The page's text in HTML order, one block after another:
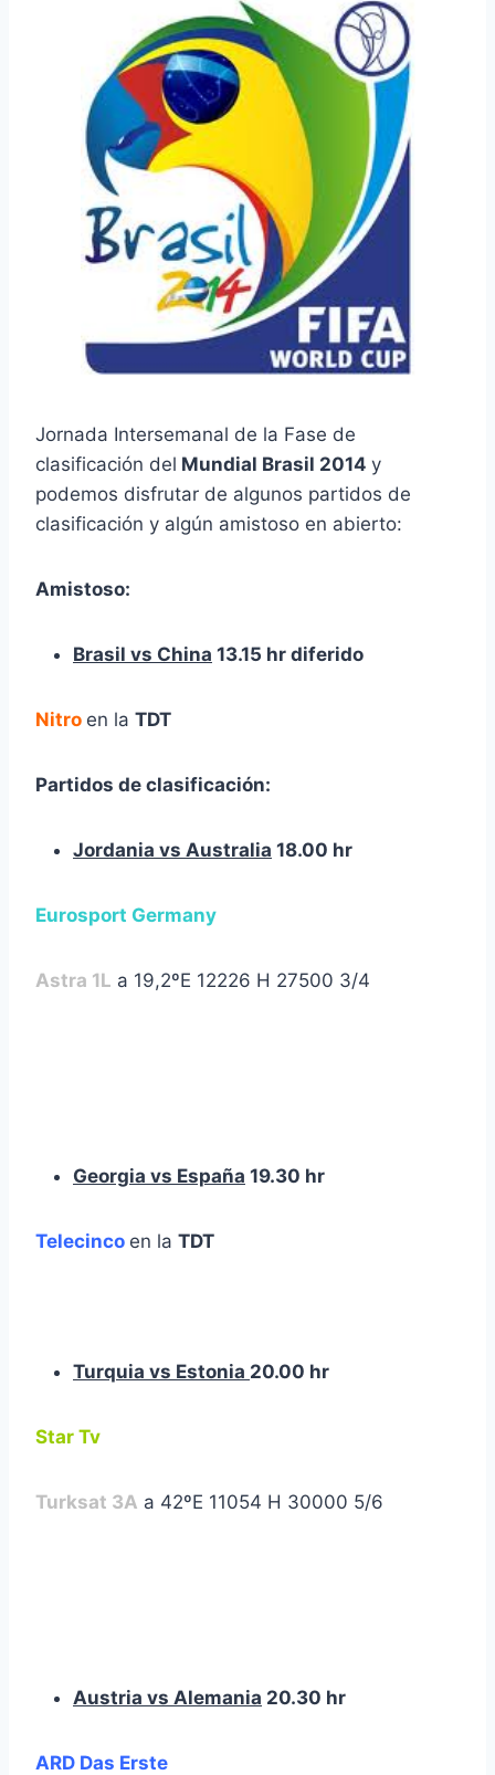
Jornada Intersemanal de la Fase de
clasificación del Mundial Brasil 2014 y
podemos disfrutar de algunos partidos de
clasificación y algún amistoso en abierto:
Amistoso:
Brasil vs China 13.15 hr diferido
Nitro en la TDT
Partidos de clasificación:
Jordania vs Australia 18.00 hr
Eurosport Germany
Astra 1L a 19,2ºE 12226 H 27500 3/4
Georgia vs España 19.30 hr
Telecinco en la TDT
Turquia vs Estonia 20.00 hr
Star Tv
Turksat 3A a 42ºE 11054 H 30000 5/6
Austria vs Alemania 20.30 hr
ARD Das Erste